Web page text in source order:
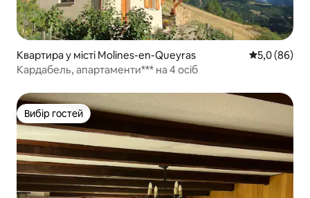
Квартира у місті Molines-en-Queyras Середня
5,0 (86)
Кардабель, апартаменти*** на 4 осіб
Вибір гостей
Вибір гостей